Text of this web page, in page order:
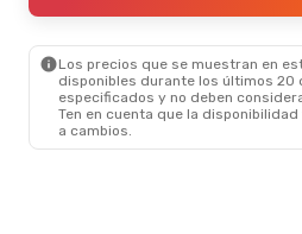
Los precios que se muestran en
disponibles durante los últimos 20
especificados y no deben
Ten en cuenta que la
a cambios.